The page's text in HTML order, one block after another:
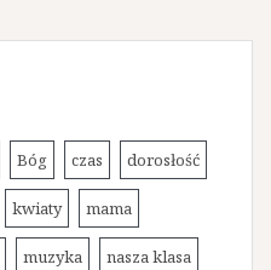
Bóg czas dorosłość
kwiaty mama
muzyka nasza klasa